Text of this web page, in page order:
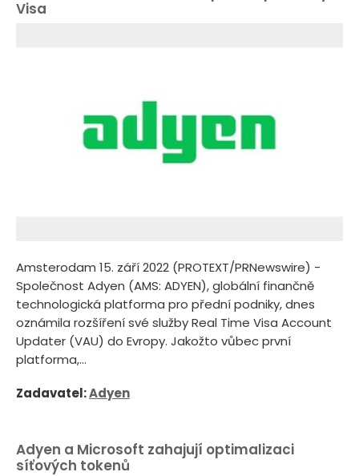
Visa
Amsterodam 15. září 2022 (PROTEXT/PRNewswire) -
Společnost Adyen (AMS: ADYEN), globální finančně
technologická platforma pro přední podniky, dnes
oznámila rozšíření své služby Real Time Visa Account
Updater (VAU) do Evropy. Jakožto vůbec první
platforma,...
Zadavatel:Adyen
Adyen a Microsoft zahajují optimalizaci
síťových tokenů